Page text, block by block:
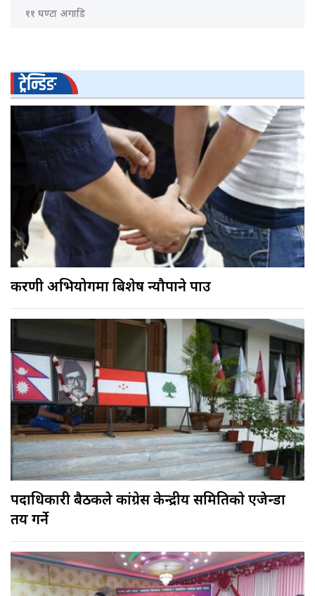
११ घण्टा अगाडि
ट्रेन्डिङ
करणी अभियोगमा बिशेष न्यौपाने पक्राउ
पदाधिकारी बैठकले कांग्रेस केन्द्रीय समितिकाे एजेन्डा
तय गर्ने